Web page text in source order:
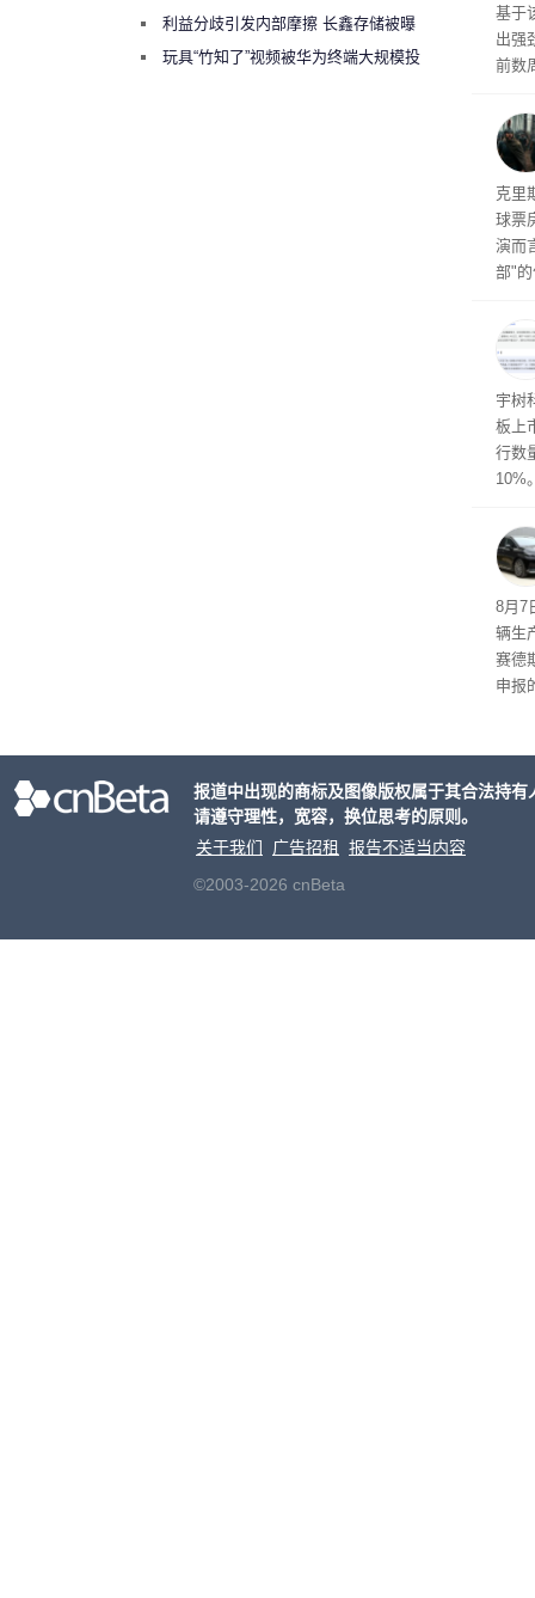
保护
基于
出强
前数
限
粒的
频水
导演
克里
球票
演而
部"
士
点
宇树
板上
行数
10%
8月7
辆生
赛德
申报
2mm
绕梁”利益分歧引发内部摩擦 长鑫存储被曝
曾将华为驻场工程师驱逐出研发基地
玩具“竹知了”视频被华为终端大规模投
报道中出现的商标及图像版权属于其合法持
请遵守理性，宽容，换位思考的原则。
关于我们
广告招租
报告不适当内容
©2003-2026 cnBeta